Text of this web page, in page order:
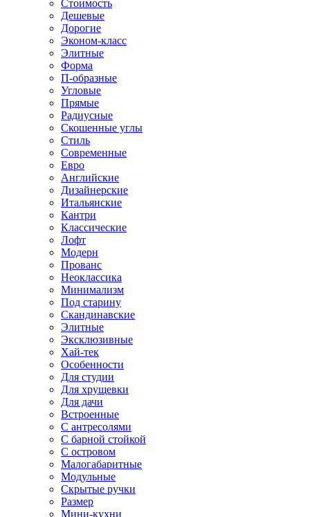
Стоимость
Дешевые
Дорогие
Эконом-класс
Элитные
Форма
П-образные
Угловые
Прямые
Радиусные
Скошенные углы
Стиль
Современные
Евро
Английские
Дизайнерские
Итальянские
Кантри
Классические
Лофт
Модерн
Прованс
Неоклассика
Минимализм
Под старину
Скандинавские
Элитные
Эксклюзивные
Хай-тек
Особенности
Для студии
Для хрущевки
Для дачи
Встроенные
С антресолями
С барной стойкой
С островом
Малогабаритные
Модульные
Скрытые ручки
Размер
Мини-кухни